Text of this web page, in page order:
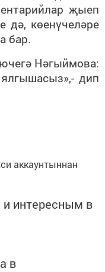
җыеп
дә, көенүчеләре
бар.
Нәгыймова:
дип
аккаунтыннан
интересным в
в